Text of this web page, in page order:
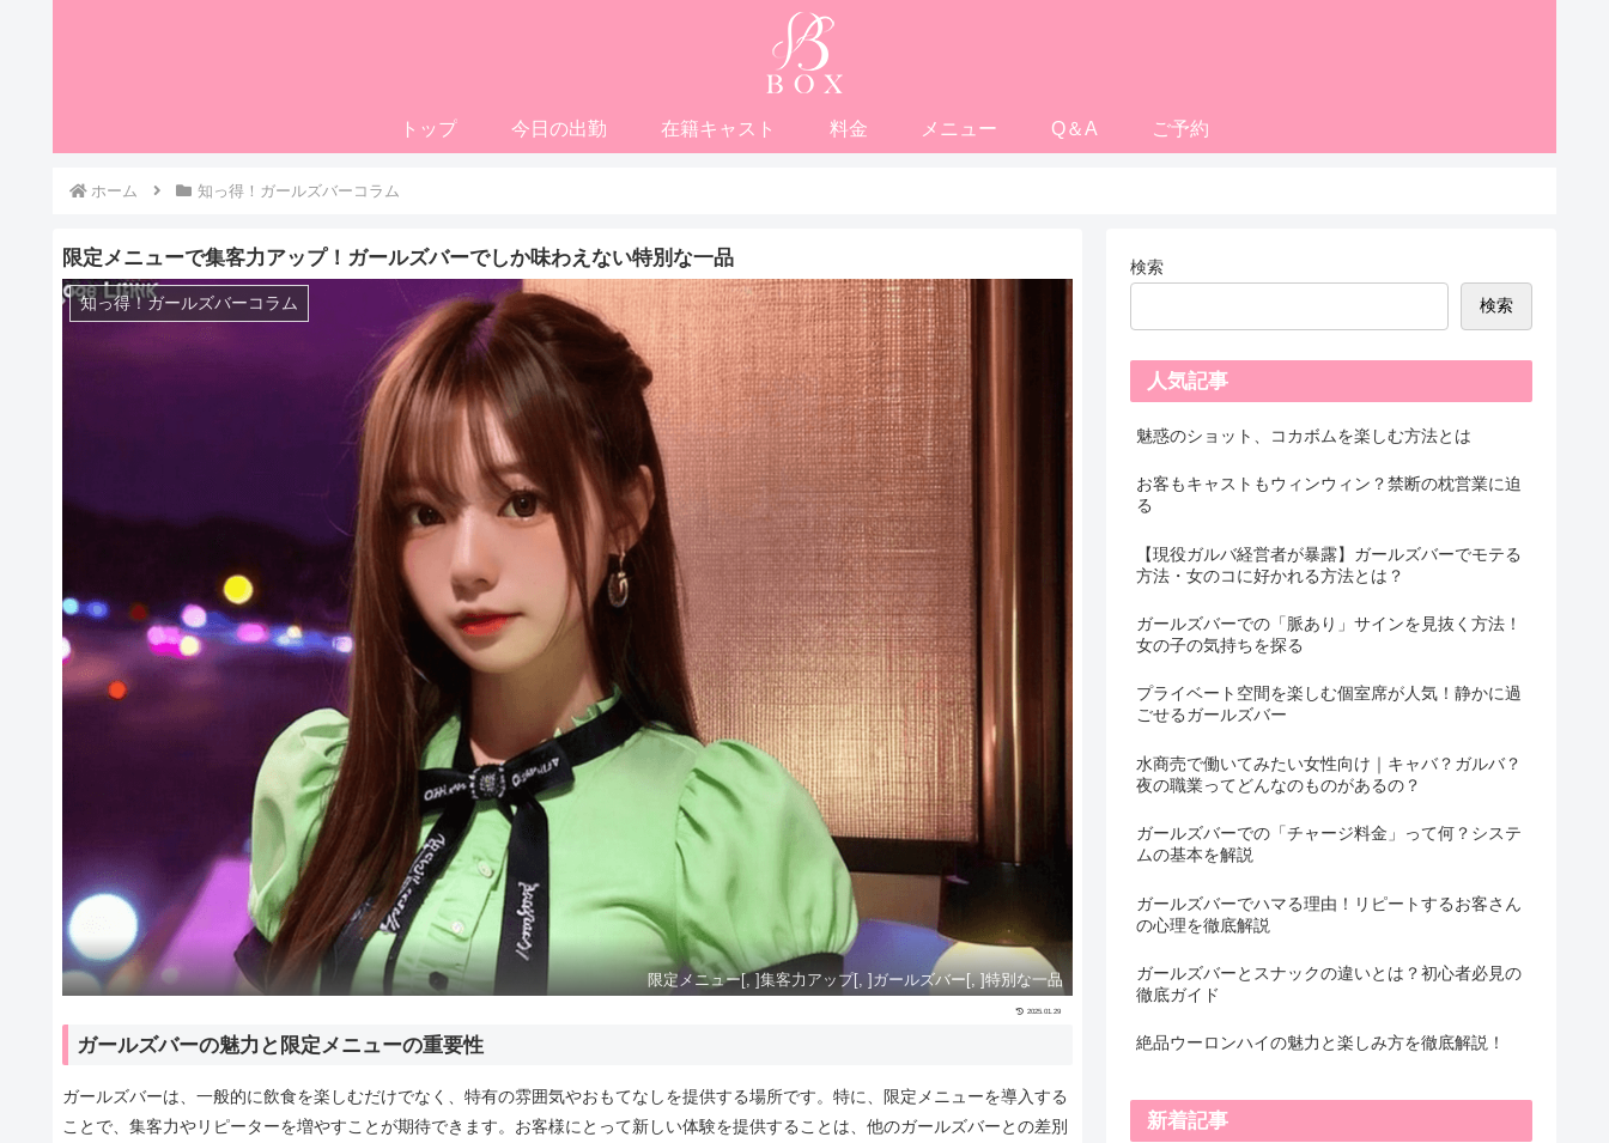
トップ 今日の出勤 在籍キャスト 料金 メニュー Q＆A ご予約
ホーム 知っ得！ガールズバーコラム
限定メニューで集客力アップ！ガールズバーでしか味わえない特別な一品
知っ得！ガールズバーコラム
限定メニュー[, ]集客力アップ[, ]ガールズバー[, ]特別な一品
2025.01.29
ガールズバーの魅力と限定メニューの重要性
ガールズバーは、一般的に飲食を楽しむだけでなく、特有の雰囲気やおもてなしを提供する場所です。特に、限定メニューを導入する
ことで、集客力やリピーターを増やすことが期待できます。お客様にとって新しい体験を提供することは、他のガールズバーとの差別
検索
検索
人気記事
魅惑のショット、コカボムを楽しむ方法とは
お客もキャストもウィンウィン？禁断の枕営業に迫
る
【現役ガルバ経営者が暴露】ガールズバーでモテる
方法・女のコに好かれる方法とは？
ガールズバーでの「脈あり」サインを見抜く方法！
女の子の気持ちを探る
プライベート空間を楽しむ個室席が人気！静かに過
ごせるガールズバー
水商売で働いてみたい女性向け｜キャバ？ガルバ？
夜の職業ってどんなのものがあるの？
ガールズバーでの「チャージ料金」って何？システ
ムの基本を解説
ガールズバーでハマる理由！リピートするお客さん
の心理を徹底解説
ガールズバーとスナックの違いとは？初心者必見の
徹底ガイド
絶品ウーロンハイの魅力と楽しみ方を徹底解説！
新着記事